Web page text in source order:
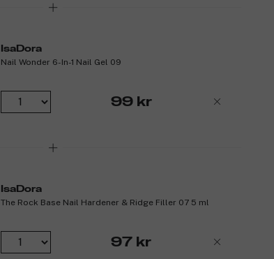
IsaDora
Nail Wonder 6-In-1 Nail Gel 09
99 kr
IsaDora
The Rock Base Nail Hardener & Ridge Filler 07 5 ml
97 kr